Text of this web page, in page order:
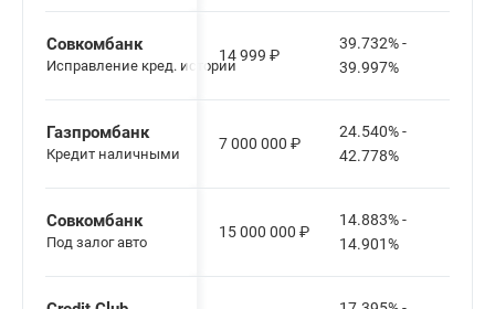
Совкомбанк
Исправление кред. истории
14 999 ₽
39.732% -
39.997%
Газпромбанк
Кредит наличными
7 000 000 ₽
24.540% -
42.778%
Совкомбанк
Под залог авто
15 000 000 ₽
14.883% -
14.901%